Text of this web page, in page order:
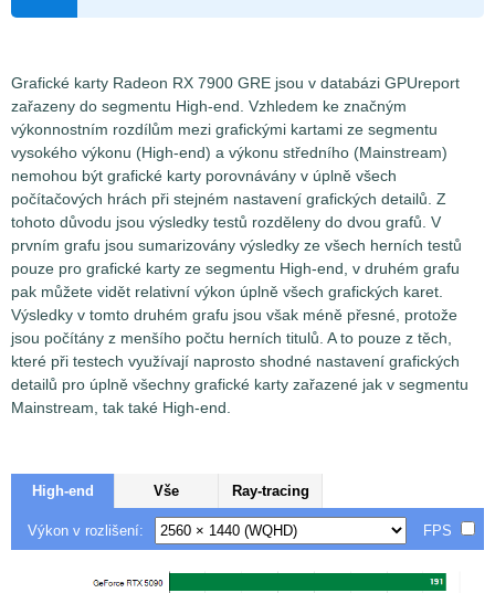
Grafické karty Radeon RX 7900 GRE jsou v databázi GPUreport
zařazeny do segmentu High-end. Vzhledem ke značným
výkonnostním rozdílům mezi grafickými kartami ze segmentu
vysokého výkonu (High-end) a výkonu středního (Mainstream)
nemohou být grafické karty porovnávány v úplně všech
počítačových hrách při stejném nastavení grafických detailů. Z
tohoto důvodu jsou výsledky testů rozděleny do dvou grafů. V
prvním grafu jsou sumarizovány výsledky ze všech herních testů
pouze pro grafické karty ze segmentu High-end, v druhém grafu
pak můžete vidět relativní výkon úplně všech grafických karet.
Výsledky v tomto druhém grafu jsou však méně přesné, protože
jsou počítány z menšího počtu herních titulů. A to pouze z těch,
které při testech využívají naprosto shodné nastavení grafických
detailů pro úplně všechny grafické karty zařazené jak v segmentu
Mainstream, tak také High-end.
High-end Vše Ray-tracing
Výkon v rozlišení: FPS